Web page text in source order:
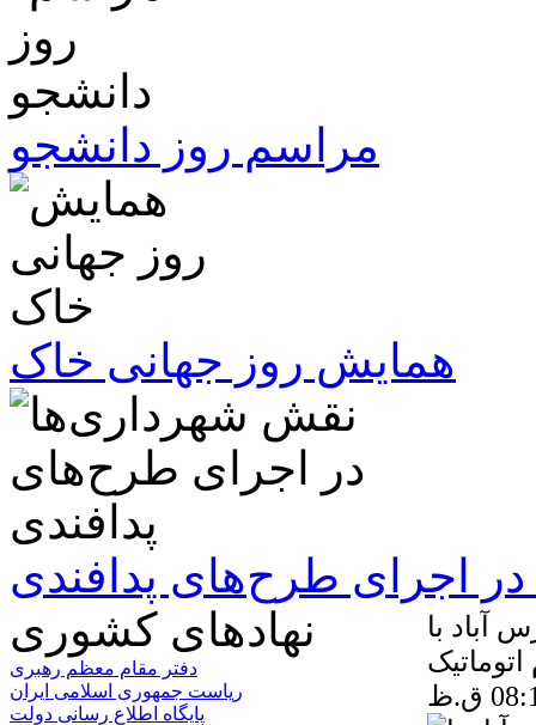
مراسم روز دانشجو
همایش روز جهانی خاک
اجرای طرح‌های پدافندی
آباد با
نهادهای کشوری
دفتر مقام معظم رهبری
ریاست جمهوری اسلامی ایران
پایگاه اطلاع رسانی دولت